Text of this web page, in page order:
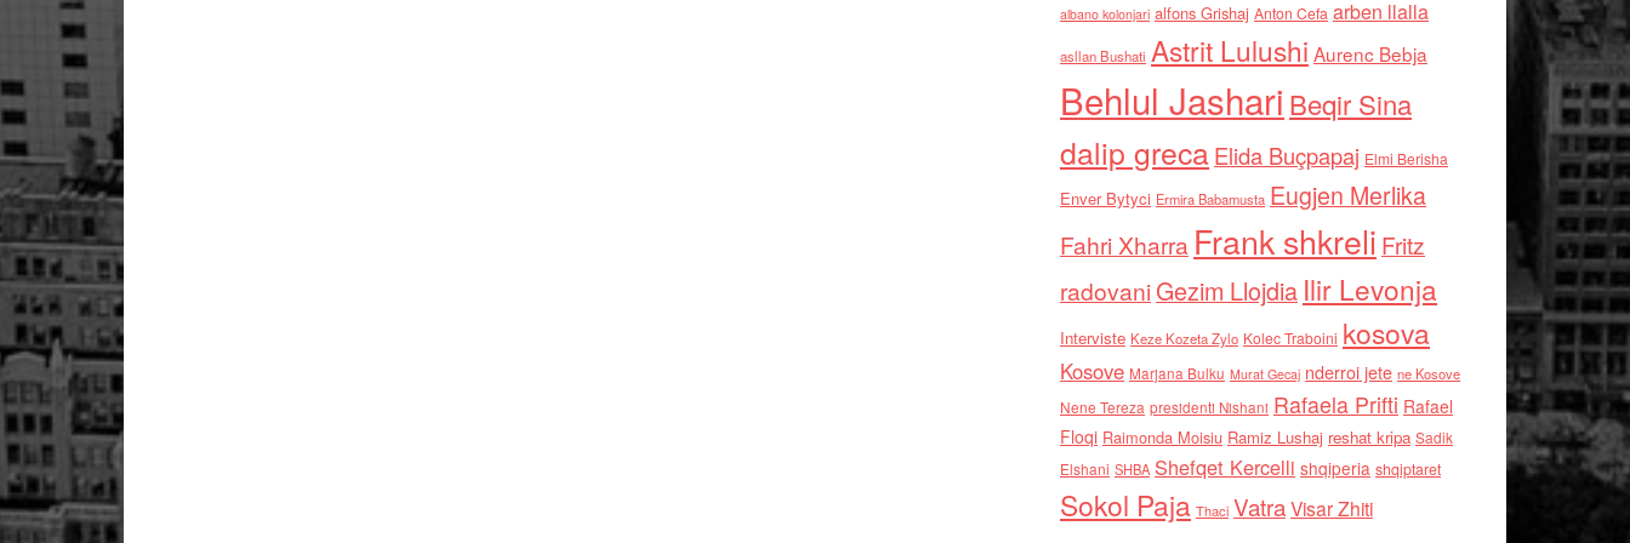
albano kolonjari alfons Grishaj Anton Cefa arben llalla
asllan Bushati Astrit Lulushi Aurenc Bebja
Behlul Jashari Beqir Sina
dalip grecaElida Buçpapaj Elmi Berisha
Enver Bytyci Ermira Babamusta Eugjen Merlika
Fahri Xharra Frank shkreli Fritz
radovaniGezim Llojdia Ilir Levonja
Interviste Keze Kozeta Zylo Kolec Traboini kosova
Kosove Marjana Bulku Murat Gecaj nderroi jete ne Kosove
Nene Tereza presidenti Nishani Rafaela Prifti Rafael
Floqi Raimonda Moisiu Ramiz Lushaj reshat kripa Sadik
Elshani SHBA Shefqet Kercelli shqiperia shqiptaret
Sokol Paja Thaci VatraVisar Zhiti